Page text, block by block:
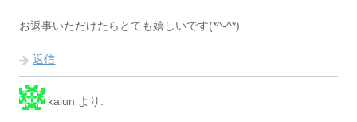
お返事いただけたらとても嬉しいです(*^-^*)
返信
kaiun より: